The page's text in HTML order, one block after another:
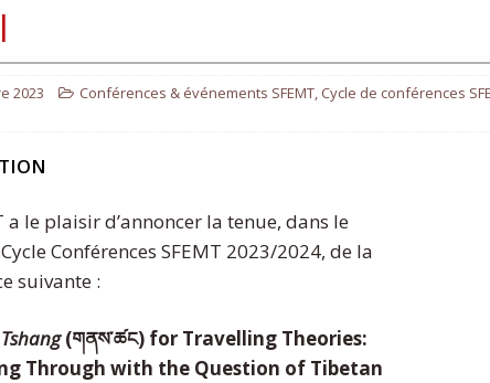
2023 Conférences & événements SFEMT, Cycle de conférences
a le plaisir d’annoncer la tenue, dans le
Conférences SFEMT 2023/2024, de la
suivante :
(གནས་ཚང) for Travelling Theories:
Through with the Question of Tibetan